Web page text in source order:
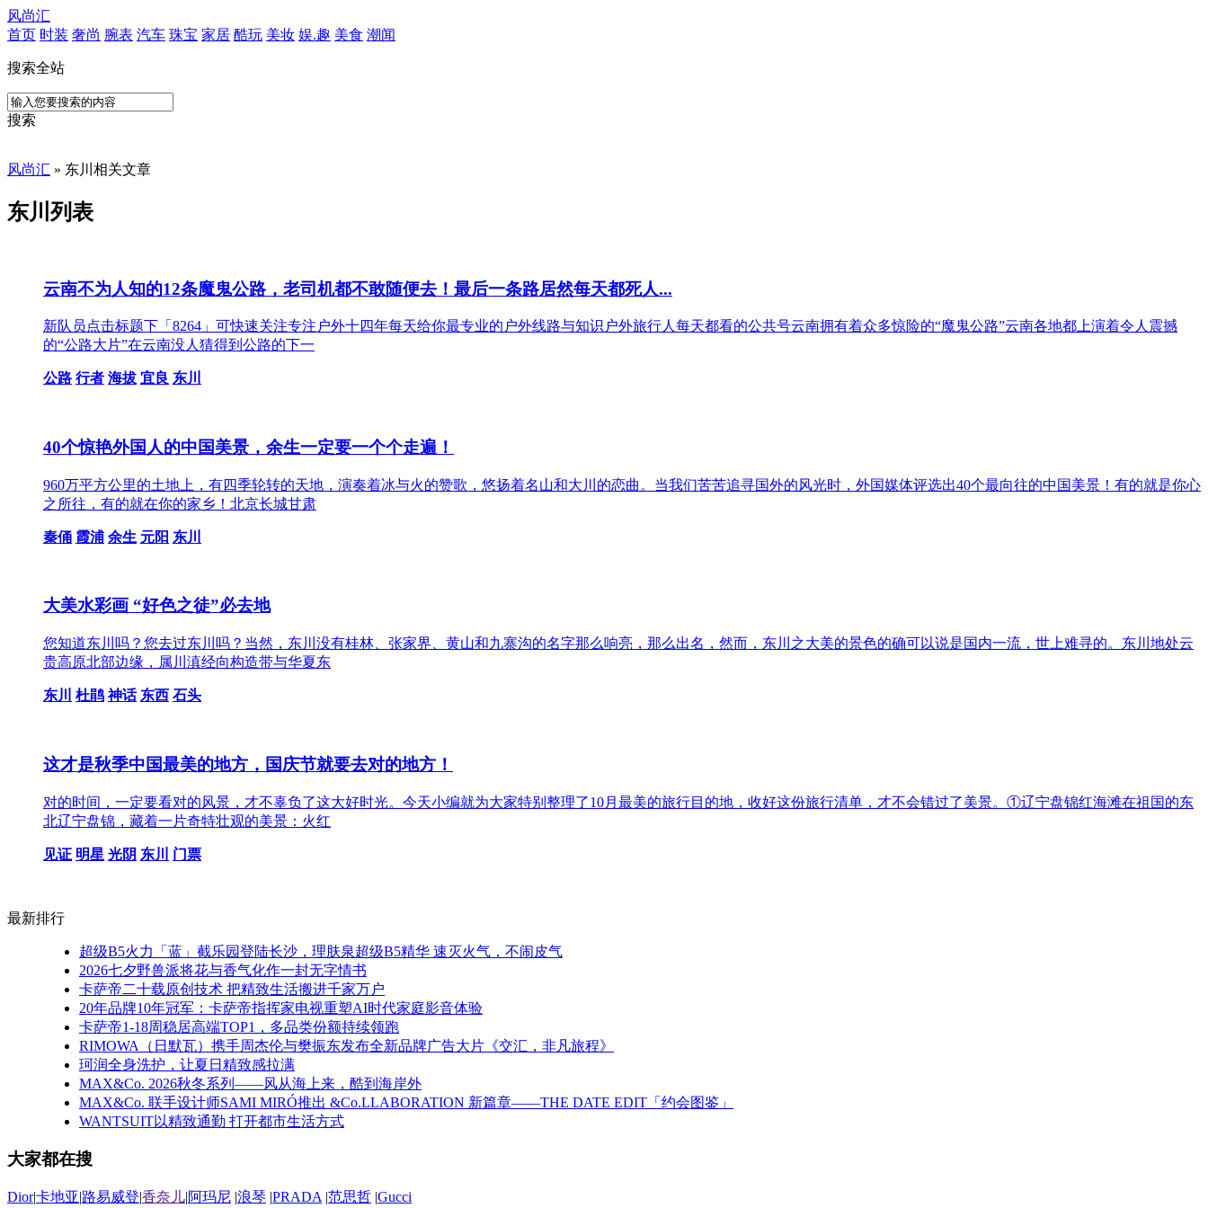
风尚汇
首页 时装 奢尚 腕表 汽车 珠宝 家居 酷玩 美妆 娱.趣 美食 潮闻
搜索全站
搜索
风尚汇 » 东川相关文章
东川列表
云南不为人知的12条魔鬼公路，老司机都不敢随便去！最后一条路居然每天都死人...
新队员点击标题下「8264」可快速关注专注户外十四年每天给你最专业的户外线路与知识户外旅行人每天都看的公共号云南拥有着众多惊险的“魔鬼公路”云南各地都上演着令人震撼
的“公路大片”在云南没人猜得到公路的下一
公路 行者 海拔 宜良 东川
40个惊艳外国人的中国美景，余生一定要一个个走遍！
960万平方公里的土地上，有四季轮转的天地，演奏着冰与火的赞歌，悠扬着名山和大川的恋曲。当我们苦苦追寻国外的风光时，外国媒体评选出40个最向往的中国美景！有的就是你心
之所往，有的就在你的家乡！北京长城甘肃
秦俑 霞浦 余生 元阳 东川
大美水彩画 “好色之徒”必去地
您知道东川吗？您去过东川吗？当然，东川没有桂林、张家界、黄山和九寨沟的名字那么响亮，那么出名，然而，东川之大美的景色的确可以说是国内一流，世上难寻的。东川地处云
贵高原北部边缘，属川滇经向构造带与华夏东
东川 杜鹃 神话 东西 石头
这才是秋季中国最美的地方，国庆节就要去对的地方！
对的时间，一定要看对的风景，才不辜负了这大好时光。今天小编就为大家特别整理了10月最美的旅行目的地，收好这份旅行清单，才不会错过了美景。①辽宁盘锦红海滩在祖国的东
北辽宁盘锦，藏着一片奇特壮观的美景：火红
见证 明星 光阴 东川 门票
最新排行
超级B5火力「蓝」截乐园登陆长沙，理肤泉超级B5精华 速灭火气，不闹皮气
2026七夕野兽派将花与香气化作一封无字情书
卡萨帝二十载原创技术 把精致生活搬进千家万户
20年品牌10年冠军：卡萨帝指挥家电视重塑AI时代家庭影音体验
卡萨帝1-18周稳居高端TOP1，多品类份额持续领跑
RIMOWA（日默瓦）携手周杰伦与樊振东发布全新品牌广告大片《交汇，非凡旅程》
珂润全身洗护，让夏日精致感拉满
MAX&Co. 2026秋冬系列——风从海上来，酷到海岸外
MAX&Co. 联手设计师SAMI MIRÓ推出 &Co.LLABORATION 新篇章——THE DATE EDIT「约会图鉴」
WANTSUIT以精致通勤 打开都市生活方式
大家都在搜
Dior|卡地亚|路易威登|香奈儿|阿玛尼 |浪琴 |PRADA |范思哲 |Gucci